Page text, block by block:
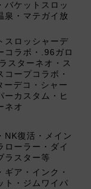
バケットスロッ
泉・マテガイ放
スロッシャーデ
コラボ・.96ガロ
スターネオ・ス
ープコラボ・
ーデコ・シャー
ーカスタム・ヒ
ネオ
NK復活・メイン
ローラー・ダイ
ラスター等
ア・インク・
ト・ジムワイパ